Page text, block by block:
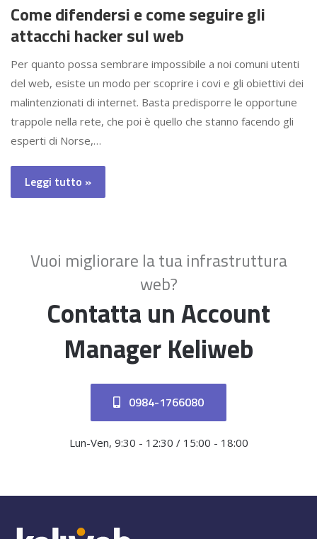
Come difendersi e come seguire gli
attacchi hacker sul web
Per quanto possa sembrare impossibile a noi comuni utenti
del web, esiste un modo per scoprire i covi e gli obiettivi dei
malintenzionati di internet. Basta predisporre le opportune
trappole nella rete, che poi è quello che stanno facendo gli
esperti di Norse,…
Leggi tutto »
Vuoi migliorare la tua infrastruttura
web?
Contatta un Account
Manager Keliweb
0984-1766080
Lun-Ven, 9:30 - 12:30 / 15:00 - 18:00